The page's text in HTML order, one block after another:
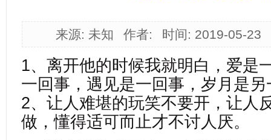
来源: 未知 作者: 时间: 2019-05-23
1、离开他的时候我就明白，爱是
一回事，遇见是一回事，岁月是另
2、让人难堪的玩笑不要开，让人
做，懂得适可而止才不讨人厌。